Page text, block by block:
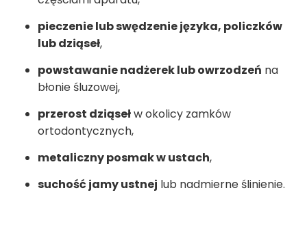
pieczenie lub swędzenie języka, policzków
lub dziąseł,
powstawanie nadżerek lub owrzodzeń na
błonie śluzowej,
przerost dziąsełw okolicy zamków
ortodontycznych,
metaliczny posmak w ustach,
suchość jamy ustnej lub nadmierne ślinienie.